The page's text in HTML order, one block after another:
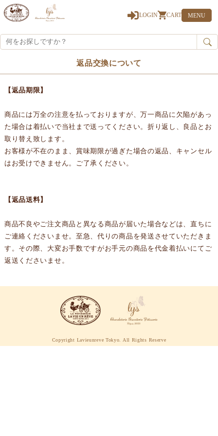
LOGIN CART
MENU
返品交換について
【返品期限】
商品には万全の注意を払っておりますが、万一商品に欠陥があっ
た場合は着払いで当社まで送ってください。折り返し、良品とお
取り替え致します。
お客様が不在のまま、賞味期限が過ぎた場合の返品、キャンセル
はお受けできません。ご了承ください。
【返品送料】
商品不良やご注文商品と異なる商品が届いた場合などは、直ちに
ご連絡くださいませ。至急、代りの商品を発送させていただきま
す。その際、大変お手数ですがお手元の商品を代金着払いにてご
返送くださいませ。
Copyright Lavieunreve Tokyo. All Rights Reserve